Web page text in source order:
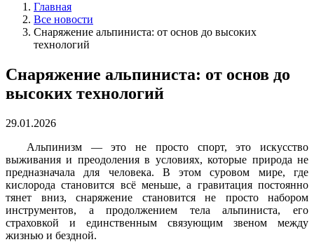
Главная
Все новости
Снаряжение альпиниста: от основ до высоких
технологий
Снаряжение альпиниста: от основ до
высоких технологий
29.01.2026
Альпинизм — это не просто спорт, это искусство
выживания и преодоления в условиях, которые природа не
предназначала для человека. В этом суровом мире, где
кислорода становится всё меньше, а гравитация постоянно
тянет вниз, снаряжение становится не просто набором
инструментов, а продолжением тела альпиниста, его
страховкой и единственным связующим звеном между
жизнью и бездной.